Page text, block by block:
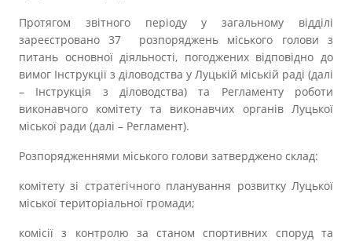
Протягом звітного періоду у загальному відділі
зареєстровано 37 розпоряджень міського голови з
питань основної діяльності, погоджених відповідно до
вимог Інструкції з діловодства у Луцькій міській раді (далі
– Інструкція з діловодства) та Регламенту роботи
виконавчого комітету та виконавчих органів Луцької
міської ради (далі – Регламент).
Розпорядженнями міського голови затверджено склад:
комітету зі стратегічного планування розвитку Луцької
міської територіальної громади;
комісії з контролю за станом спортивних споруд та